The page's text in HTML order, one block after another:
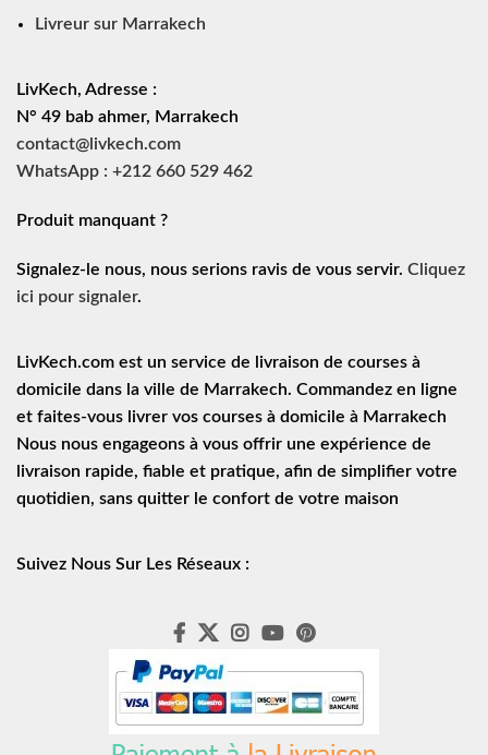
Livreur sur Marrakech
LivKech, Adresse :
N° 49 bab ahmer, Marrakech
contact@livkech.com
WhatsApp : +212 660 529 462
Produit manquant ?
Signalez-le nous, nous serions ravis de vous servir. Cliquez
ici pour signaler.
LivKech.com est un service de
livraison de courses à
domicile dans la ville de Marrakech. Commandez en ligne
et faites-vous livrer vos courses à domicile à Marrakech
Nous nous engageons à vous offrir une expérience de
livraison rapide, fiable et pratique, afin de simplifier votre
quotidien, sans quitter le confort de votre maison
Suivez Nous Sur Les Réseaux :